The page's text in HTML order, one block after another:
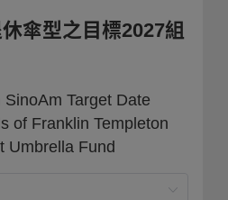
傘型之目標2027組
Target Date
of Franklin Templeton
Umbrella Fund